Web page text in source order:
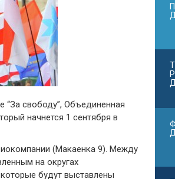
“За свободу”, Объединенная
начнется 1 сентября в
(Макаенка 9). Между
на округах
будут выставлены